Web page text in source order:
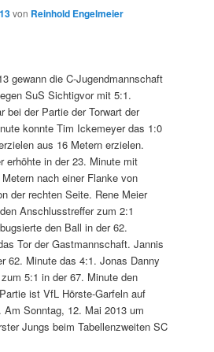
von Reinhold Engelmeier
gewann die C-Jugendmannschaft
SuS Sichtigvor mit 5:1.
bei der Partie der Torwart der
konnte Tim Ickemeyer das 1:0
aus 16 Metern erzielen.
erhöhte in der 23. Minute mit
nach einer Flanke von
der rechten Seite. Rene Meier
Anschlusstreffer zum 2:1
den Ball in der 62.
Tor der Gastmannschaft. Jannis
62. Minute das 4:1. Jonas Danny
5:1 in der 67. Minute den
ist VfL Hörste-Garfeln auf
Sonntag, 12. Mai 2013 um
Jungs beim Tabellenzweiten SC